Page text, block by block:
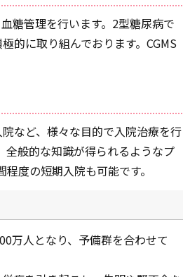
糖管理を行います。2型糖尿病で
的に取り組んでおります。CGMS
など、様々な目的で入院治療を行
全般的な知識が得られるようなプ
度の短期入院も可能です。
万人となり、予備群を合わせて